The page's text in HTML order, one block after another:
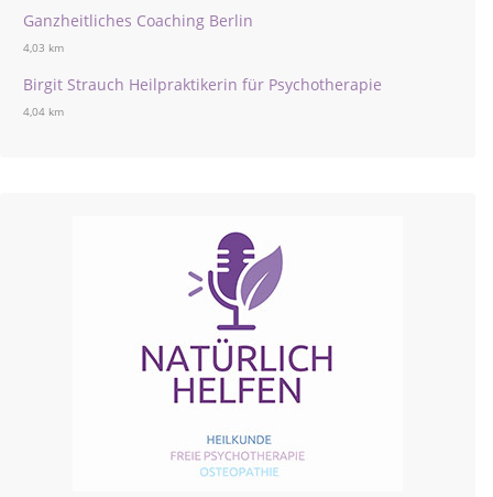
Ganzheitliches Coaching Berlin
4,03 km
Birgit Strauch Heilpraktikerin für Psychotherapie
4,04 km